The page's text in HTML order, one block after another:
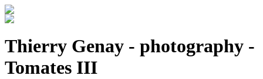
Thierry Genay - photography -
Tomates III